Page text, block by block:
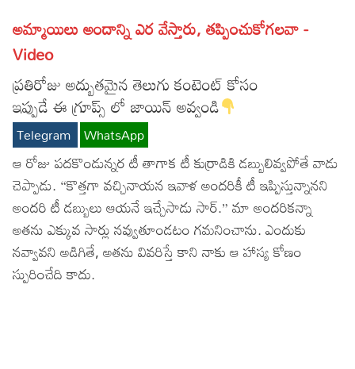
Lyrics in Hindi – Movie Songs
Lyrics in Tamil – Devotional Songs
Lyrics in Tamil – Movie Songs
Lyrics in Kannada – Movie Songs
అమ్మాయిలు అందాన్ని ఎర వేస్తారు, తప్పించుకోగలవా -
Video
ప్రతిరోజు అద్బుతమైన తెలుగు కంటెంట్ కోసం
ఇప్పుడే ఈ గ్రూప్స్ లో జాయిన్ అవ్వండి
Telegram WhatsApp
ఆ రోజు పదకొండున్నర టీ తాగాక టీ కుర్రాడికి డబ్బులివ్వపోతే వాడు
చెప్పాడు. “కొత్తగా వచ్చినాయన ఇవాళ అందరికీ టీ ఇప్పిస్తున్నానని
అందరి టీ డబ్బులు ఆయనే ఇచ్చేసాడు సార్.” మా అందరికన్నా
అతను ఎక్కువ సార్లు నవ్వుతూండటం గమనించాను. ఎందుకు
నవ్వావని అడిగితే, అతను వివరిస్తే కాని నాకు ఆ హాస్య కోణం
స్పురించేది కాదు.